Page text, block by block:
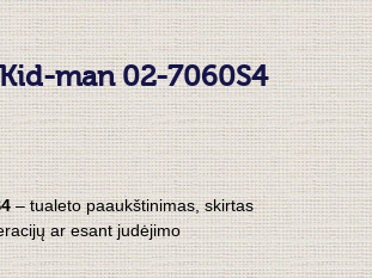
man 02-7060S4
– tualeto paaukštinimas, skirtas
ar esant judėjimo